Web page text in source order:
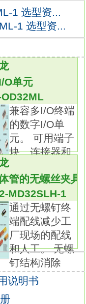
最小级。
N
减少作业工时。
装置(可以选择
。
方向。
低电源成本。
。
危险区域内。
的铝框。
放钥匙类型：
无。
释放。
监控开关)：4
锁定监控内部
1 选型资...
1 选型资...
O单元
兼容多I/O终端
的数字I/O单
元。 可用端子
块、连接器和
能型）
管的无螺丝夹具
MD32SLH-1
通过无螺钉终
端配线减少工
厂现场的配线
和人工。 无螺
钉结构消除
说明书